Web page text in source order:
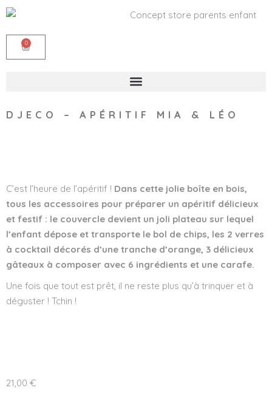
0
DJECO – APÉRITIF MIA & LÉO
C’est l’heure de l’apéritif ! Dans cette jolie boîte en bois,
tous les accessoires pour préparer un apéritif délicieux
et festif : le couvercle devient un joli plateau sur lequel
l’enfant dépose et transporte le bol de chips, les 2 verres
à cocktail décorés d’une tranche d’orange, 3 délicieux
gâteaux à composer avec 6 ingrédients et une carafe.
Une fois que tout est prêt, il ne reste plus qu’à trinquer et à
déguster ! Tchin !
21,00 €